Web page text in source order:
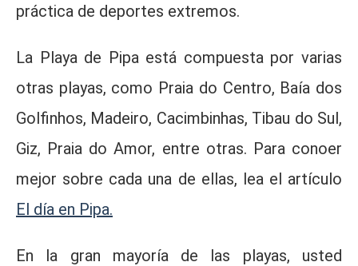
práctica de deportes extremos.
La Playa de Pipa está compuesta por varias
otras playas, como Praia do Centro, Baía dos
Golfinhos, Madeiro, Cacimbinhas, Tibau do Sul,
Giz, Praia do Amor, entre otras. Para conoer
mejor sobre cada una de ellas, lea el artículo
El día en Pipa.
En la gran mayoría de las playas, usted